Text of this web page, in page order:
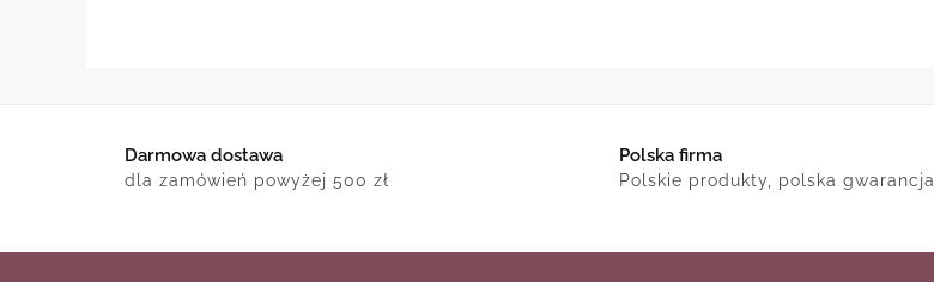
Darmowa dostawa
dla zamówień powyżej 500 zł
Polska firma
Polskie produkty, polska gwarancja